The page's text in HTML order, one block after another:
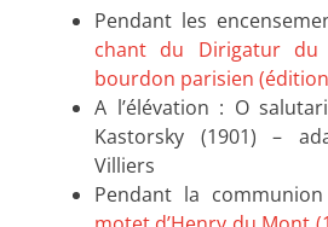
Pendant les
chant du Dirigatur du
bourdon parisien
A l’élévation : O
Kastorsky (1901) –
Villiers
Pendant la